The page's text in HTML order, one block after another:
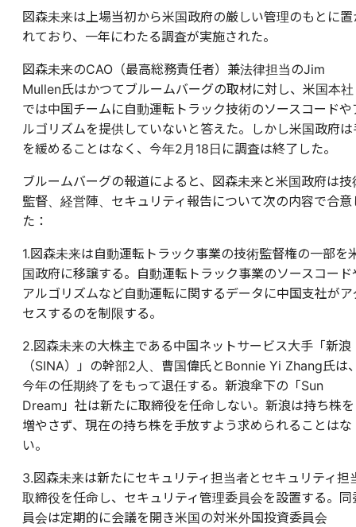
図森未来は上場当初から米国政府の厳しい管理のもとに置
れており、一年にわたる調査が実施された。
図森未来のCAO（最高総務責任者）兼法律担当のJim
Mullen氏はかつてブルームバーグの取材に対し、米国本社
では中国チームに自動運転トラック技術のソースコードや
ルゴリズムを提供していないと答えた。しかし米国政府は
を緩めることはなく、今年2月18日に調査は終了した。
ブルームバーグの報道によると、図森未来と米国政府は技
監督、経営陣、セキュリティ報告について次の内容で合意
た：
1.図森未来は自動運転トラック事業の技術監督権の一部を
国政府に移譲する。自動運転トラック事業のソースコード
アルゴリズムなど自動運転に関するデータに中国支社がア
セスするのを制限する。
2.図森未来の大株主である中国ネットサービス大手「新浪
（SINA）」の幹部2人、曹国偉氏とBonnie Yi Zhang氏は
今年の任期終了をもって退任する。新浪傘下の「Sun
Dream」社は新たに取締役を任命しない。新浪は持ち株を
増やさず、現在の持ち株を手放すよう求められることはな
い。
3.図森未来は新たにセキュリティ担当者とセキュリティ担
取締役を任命し、セキュリティ管理委員会を設置する。同
員会は定期的に会議を開き米国の対米外国投資委員会